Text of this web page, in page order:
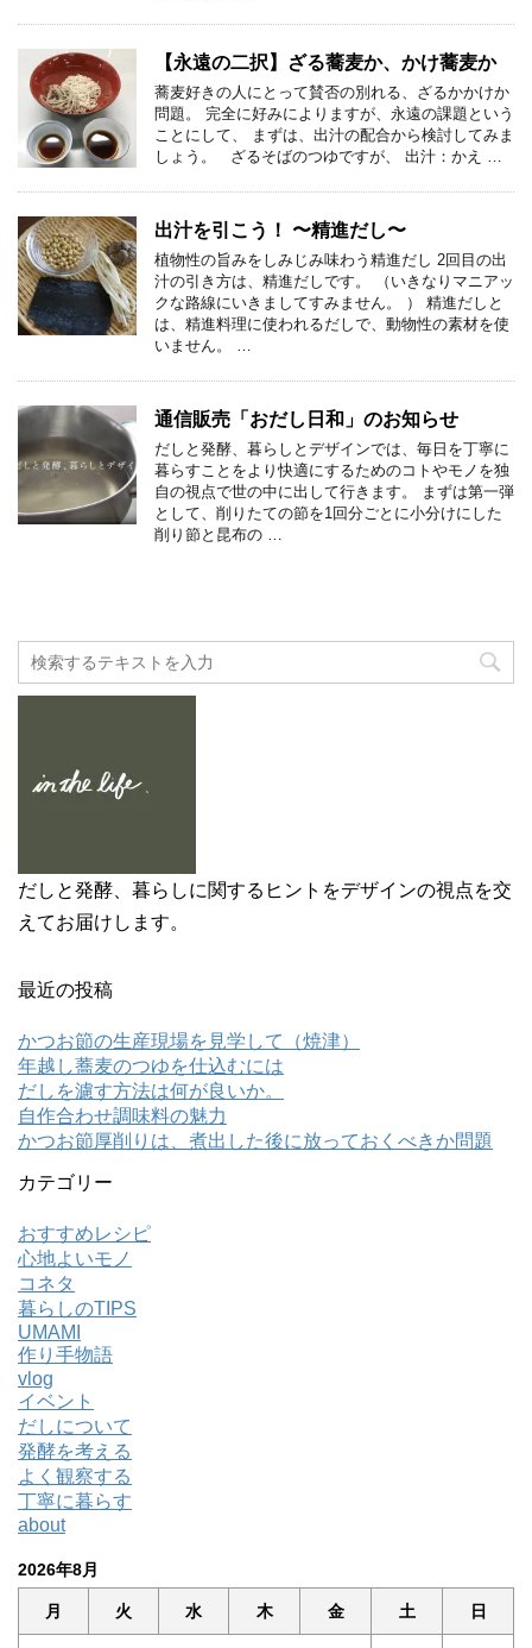
【永遠の二択】ざる蕎麦か、かけ蕎麦か
蕎麦好きの人にとって賛否の別れる、ざるかかけか
問題。 完全に好みによりますが、永遠の課題という
ことにして、 まずは、出汁の配合から検討してみま
しょう。 ざるそばのつゆですが、 出汁：かえ …
出汁を引こう！ 〜精進だし〜
植物性の旨みをしみじみ味わう精進だし 2回目の出
汁の引き方は、精進だしです。 （いきなりマニアッ
クな路線にいきましてすみません。 ） 精進だしと
は、精進料理に使われるだしで、動物性の素材を使
いません。 …
通信販売「おだし日和」のお知らせ
だしと発酵、暮らしとデザインでは、毎日を丁寧に
暮らすことをより快適にするためのコトやモノを独
自の視点で世の中に出して行きます。 まずは第一弾
として、削りたての節を1回分ごとに小分けにした
削り節と昆布の …
だしと発酵、暮らしに関するヒントをデザインの視点を交
えてお届けします。
最近の投稿
かつお節の生産現場を見学して（焼津）
年越し蕎麦のつゆを仕込むには
だしを濾す方法は何が良いか。
自作合わせ調味料の魅力
かつお節厚削りは、煮出した後に放っておくべきか問題
カテゴリー
おすすめレシピ
心地よいモノ
コネタ
暮らしのTIPS
UMAMI
作り手物語
vlog
イベント
だしについて
発酵を考える
よく観察する
丁寧に暮らす
about
2026年8月
月 火 水 木 金 土 日